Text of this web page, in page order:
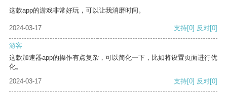
这款app的游戏非常好玩，可以让我消磨时间。
2024-03-17 支持[0] 反对[0]
游客
这款加速器app的操作有点复杂，可以简化一下，比如将设置页面进行优
化。
2024-03-17
支持[0] 反对[0]